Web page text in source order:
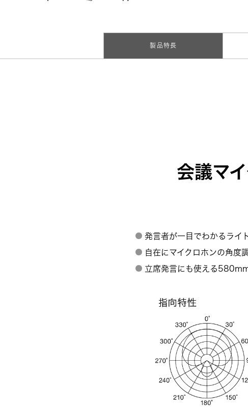
製品特長
会議マ
発言者が一目でわかるライ
自在にマイクロホンの角度
立席発言にも使える